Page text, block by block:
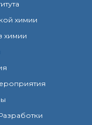
химии
химии